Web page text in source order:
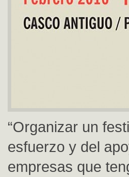
“Organizar un
esfuerzo y del
empresas que